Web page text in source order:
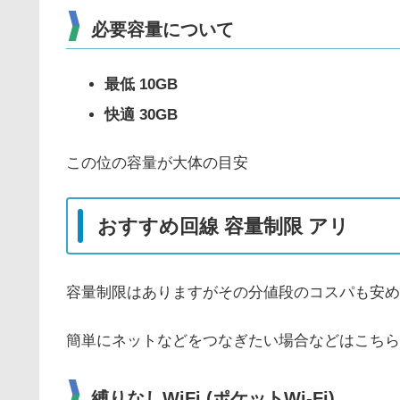
必要容量について
最低 10GB
快適 30GB
この位の容量が大体の目安
おすすめ回線 容量制限 アリ
容量制限はありますがその分値段のコスパも安め
簡単にネットなどをつなぎたい場合などはこち